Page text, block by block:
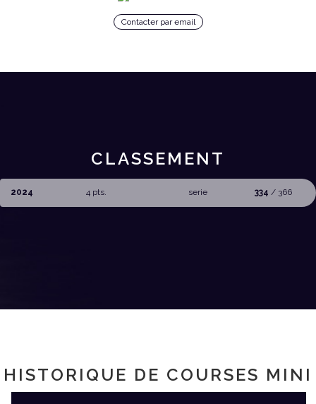
Contacter par email
CLASSEMENT
2024 4 pts. serie 334 / 366
HISTORIQUE DE COURSES MINI